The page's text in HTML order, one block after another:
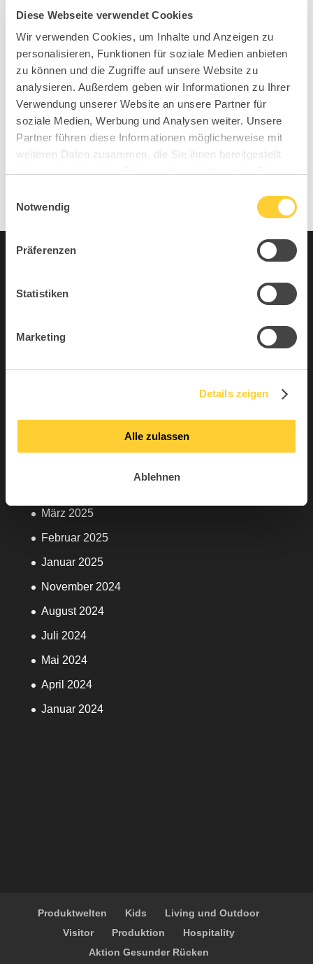
Diese Webseite verwendet Cookies
Wir verwenden Cookies, um Inhalte und Anzeigen zu
personalisieren, Funktionen für soziale Medien anbieten
zu können und die Zugriffe auf unsere Website zu
analysieren. Außerdem geben wir Informationen zu Ihrer
Verwendung unserer Website an unsere Partner für
soziale Medien, Werbung und Analysen weiter. Unsere
Partner führen diese Informationen möglicherweise mit
weiteren Daten zusammen, die Sie ihnen bereitgestellt
Notwendig
Präferenzen
Statistiken
Marketing
Details zeigen
Alle zulassen
Ablehnen
TDR – Tag der Rückengesundheit 2026
Ambiente 2026 Entdecken Sie die Kraft von SIT,
MOVE, IMPROVE®
IMM 2026 Entdecken Sie die Kraft von SIT, MOVE,
IMPROVE®
Neueste Kommentare
Juli 2026
Februar 2026
März 2025
Februar 2025
Januar 2025
November 2024
August 2024
Juli 2024
Mai 2024
April 2024
Januar 2024
Produktwelten Kids
Living und Outdoor
Visitor
Produktion
Hospitality
Aktion Gesunder Rücken